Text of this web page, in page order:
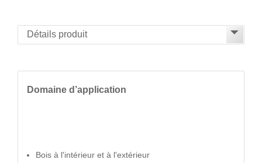
Domaine d’application
Bois à l'intérieur et à l'extérieur